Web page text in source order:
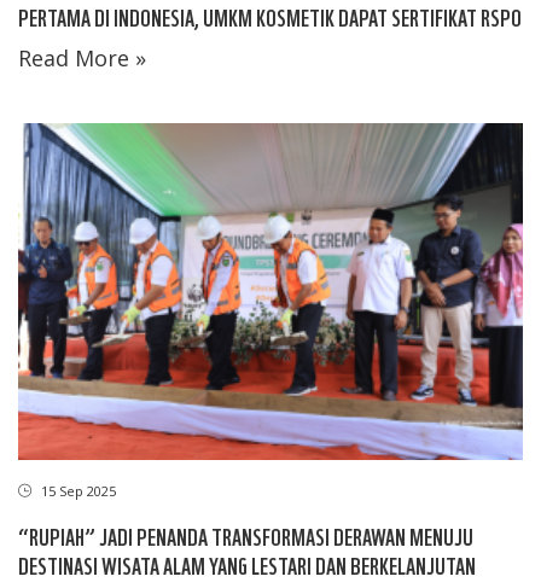
PERTAMA DI INDONESIA, UMKM KOSMETIK DAPAT SERTIFIKAT RSPO
Read More »
15 Sep 2025
“RUPIAH” JADI PENANDA TRANSFORMASI DERAWAN MENUJU
DESTINASI WISATA ALAM YANG LESTARI DAN BERKELANJUTAN